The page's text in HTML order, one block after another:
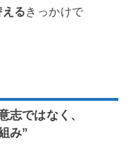
るきっかけで
志ではなく、
み”